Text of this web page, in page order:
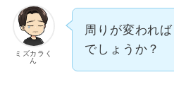
ミズカラく
ん
周りが変われ
でしょうか？